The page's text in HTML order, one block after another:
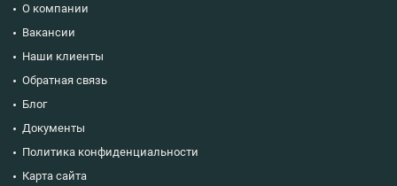
О компании
Вакансии
Наши клиенты
Обратная связь
Блог
Документы
Политика конфиденциальности
Карта сайта